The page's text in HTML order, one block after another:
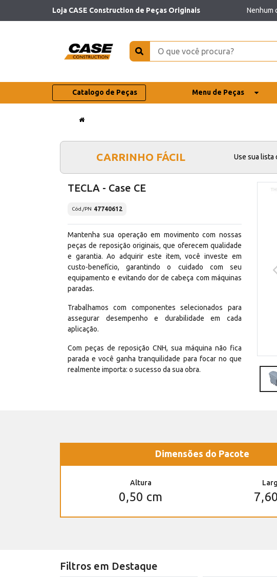
Loja CASE Construction de Peças Originais Nenhum
Catalogo de Peças Menu de Peças
CARRINHO FÁCIL Use sua lista
TECLA - Case CE
Cód./PN 47740612
Mantenha sua operação em movimento com nossas
peças de reposição originais, que oferecem qualidade
e garantia. Ao adquirir este item, você investe em
custo-benefício, garantindo o cuidado com seu
equipamento e evitando dor de cabeça com máquinas
paradas.
Trabalhamos com componentes selecionados para
assegurar desempenho e durabilidade em cada
aplicação.
Com peças de reposição CNH, sua máquina não fica
parada e você ganha tranquilidade para focar no que
realmente importa: o sucesso da sua obra.
Dimensões do Pacote
Altura
0,50 cm
Filtros em Destaque